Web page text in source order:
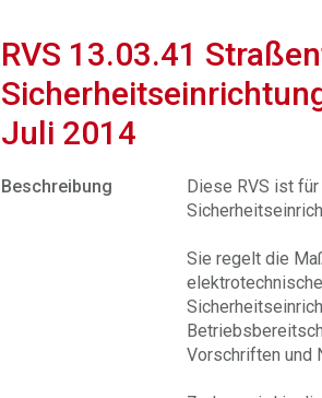
RVS 13.03.41
Juli 2014
Beschreibung
Diese RVS ist
Sie regelt die
Vorschriften und